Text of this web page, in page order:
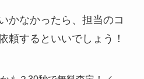
かなかったら、担当のコ
頼するといいでしょう！